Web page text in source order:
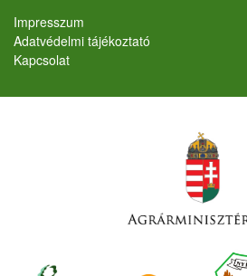
Lábléc
Impresszum
Adatvédelmi tájékoztató
Kapcsolat